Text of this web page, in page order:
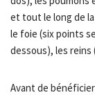
et tout le long de
le foie (six points
dessous), les reins
Avant de